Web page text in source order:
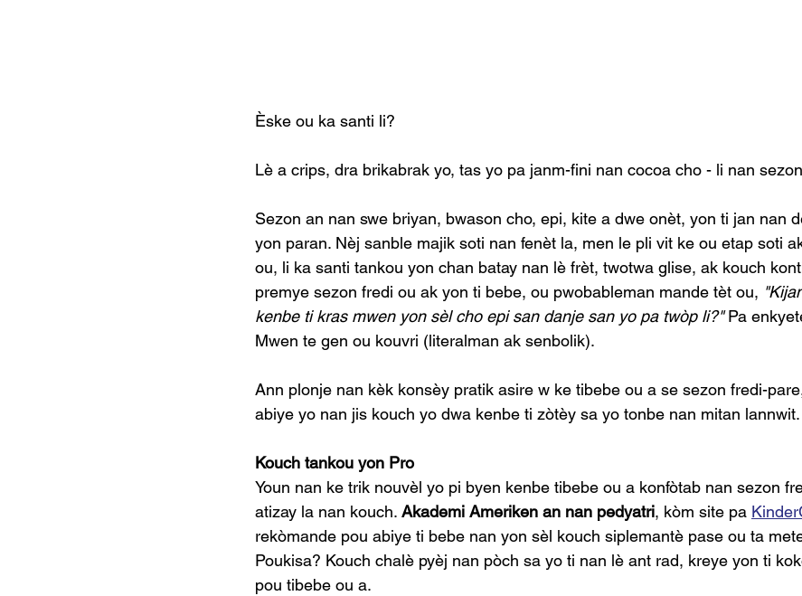
Èske ou ka santi li?
Lè a crips, dra brikabrak yo, tas yo pa janm-fini nan cocoa cho - li nan
Sezon an nan swe briyan, bwason cho, epi, kite a dwe onèt, yon ti jan nan
yon paran. Nèj sanble majik soti nan fenèt la, men le pli vit ke ou etap soti
ou, li ka santi tankou yon chan batay nan lè frèt, twotwa glise, ak kouch
premye sezon fredi ou ak yon ti bebe, ou pwobableman mande tèt ou,
kenbe ti kras mwen yon sèl cho epi san danje san yo pa twòp li?" Pa
Mwen te gen ou kouvri (literalman ak senbolik).
Ann plonje nan kèk konsèy pratik asire w ke tibebe ou a se sezon fredi-
abiye yo nan jis kouch yo dwa kenbe ti zòtèy sa yo tonbe nan mitan lannwit.
Kouch tankou yon Pro
Youn nan ke trik nouvèl yo pi byen kenbe tibebe ou a konfòtab nan sezon
atizay la nan kouch. Akademi Ameriken an nan pedyatri, kòm site pa
rekòmande pou abiye ti bebe nan yon sèl kouch siplemantè pase ou ta
Poukisa? Kouch chalè pyèj nan pòch sa yo ti nan lè ant rad, kreye yon ti
pou tibebe ou a.